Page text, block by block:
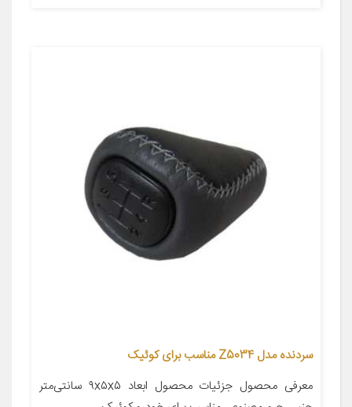
سردنده مدل Z5034 مناسب برای کوئیک
معرفی محصول جزئیات محصول ابعاد ۹x۵x۵ سانتی‌متر